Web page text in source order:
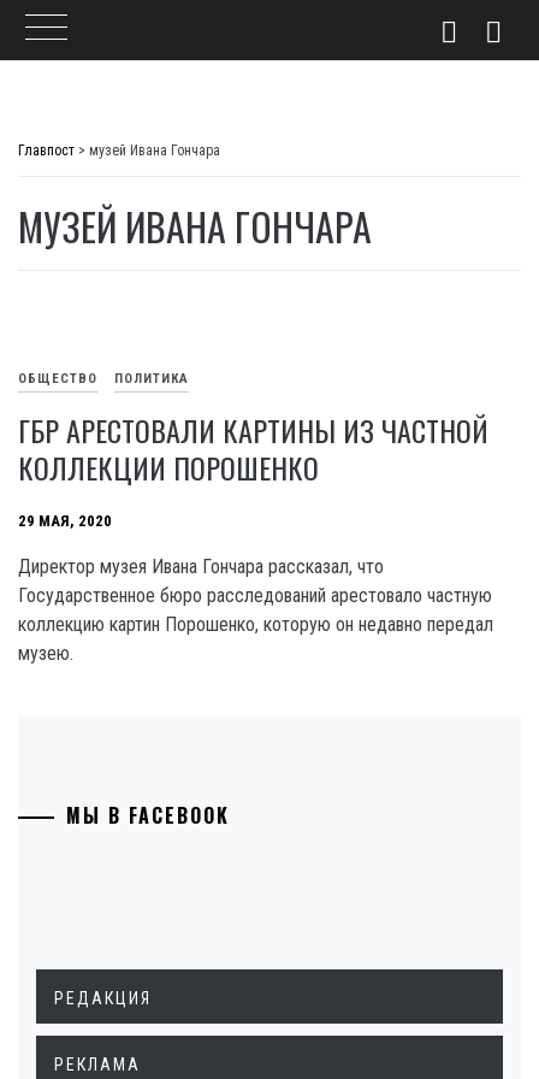
Главпост > музей Ивана Гончара
МУЗЕЙ ИВАНА ГОНЧАРА
ОБЩЕСТВО ПОЛИТИКА
ГБР АРЕСТОВАЛИ КАРТИНЫ ИЗ ЧАСТНОЙ
КОЛЛЕКЦИИ ПОРОШЕНКО
29 МАЯ, 2020
Директор музея Ивана Гончара рассказал, что
Государственное бюро расследований арестовало частную
коллекцию картин Порошенко, которую он недавно передал
музею.
МЫ В FACEBOOK
РЕДАКЦИЯ
РЕКЛАМА